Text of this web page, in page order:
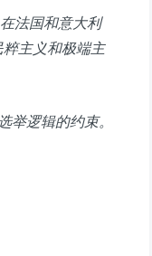
法国和意大利
主义和极端主
逻辑的约束。